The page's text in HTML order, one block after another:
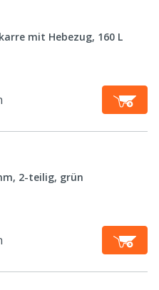
mit Hebezug, 160 L
2-teilig, grün